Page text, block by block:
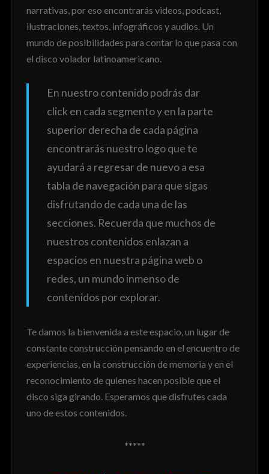
narrativas, por eso encontrarás videos, podcast,
ilustraciones, textos, infográficos y audios. Un
mundo de posibilidades para contar lo que pasa con
el disco volador latinoamericano.
En nuestro contenido podrás dar
click en cada segmento y en la parte
superior derecha de cada página
encontrarás nuestro logo que te
ayudará a regresar de nuevo a esa
tabla de navegación para que sigas
disfrutando de cada una de las
secciones. Recuerda que muchos de
nuestros contenidos enlazan a
espacios en nuestra página web o
redes, un mundo inmenso de
contenidos por explorar.
Te damos la bienvenida a este espacio, un lugar de
constante construcción pensando en el encuentro de
experiencias, en la construcción de memoria y en el
reconocimiento de quienes hacen posible que el
disco siga girando. Esperamos que disfrutes cada
uno de estos contenidos.
*****